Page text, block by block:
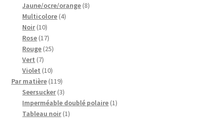
produits
Jaune/ocre/orange 88
Multicolore 44
Noir 1010
produits
Rose 1717
produits
Rouge 2525
Vert 77
produits
Violet 1010
produits
Par matière 119119
produits
Seersucker 33
produits
Imperméable doublé polaire 11
Tableau noir 11